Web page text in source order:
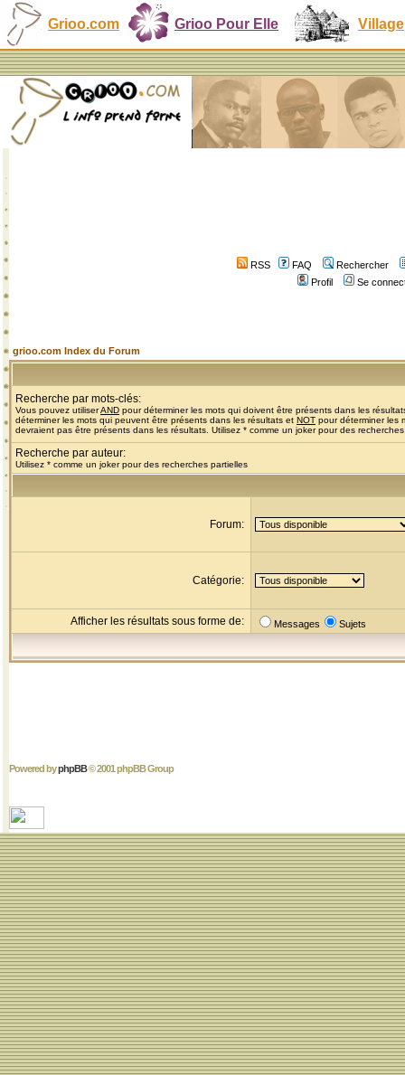
Grioo.com Grioo Pour Elle Village
RSS FAQ
Rechercher
Profil
Se
grioo.com Index du Forum
Recherche par mots-clés:
Vous pouvez utiliserAND pour déterminer les mots qui doivent être présents dans les
déterminer les mots qui peuvent être présents dans les résultats et NOT pour déterminer les
devraient pas être présents dans les résultats. Utilisez * comme un joker pour des
Recherche par auteur:
Utilisez * comme un joker pour des recherches partielles
Forum:
Catégorie:
Afficher les résultats sous forme de: Messages Sujets
Powered byphpBB© 2001 phpBB Group